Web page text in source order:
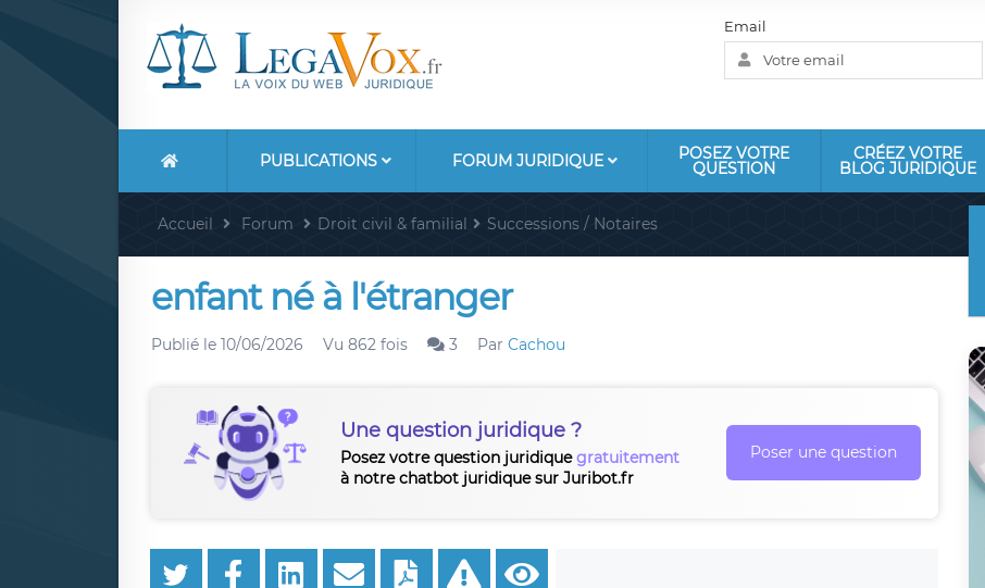
Email
PUBLICATIONS FORUM JURIDIQUE POSEZ VOTRE
QUESTION
CRÉEZ VOTRE
BLOG JURIDIQUE
Accueil Forum Droit civil & familial Successions / Notaires
enfant né à l'étranger
Publié le 10/06/2026 Vu 862 fois 3 Par Cachou
Une question juridique ?
Posez votre question juridiquegratuitement
à notre chatbot juridique sur Juribot.fr
Poser une question